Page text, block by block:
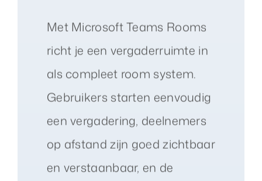
Met Microsoft Teams Rooms
richt je een vergaderruimte in
als compleet room system.
Gebruikers starten eenvoudig
een vergadering, deelnemers
op afstand zijn goed zichtbaar
en verstaanbaar, en de